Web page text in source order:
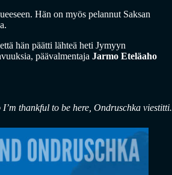
Hän on myös pelannut Saksan
hän päätti lähteä heti Jymyyn
päävalmentaja Jarmo Eteläaho
thankful to be here, Ondruschka viestitti.